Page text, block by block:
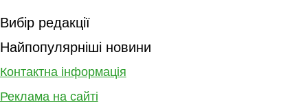
Вибір редакції
Найпопулярніші новини
Контактна інформація
Реклама на сайті